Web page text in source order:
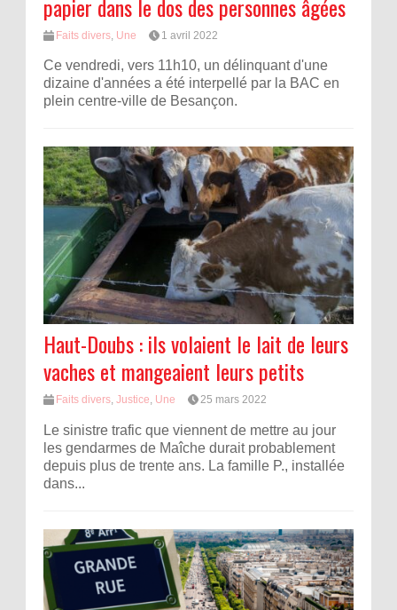
papier dans le dos des personnes âgées
Faits divers, Une 1 avril 2022
Ce vendredi, vers 11h10, un délinquant d'une
dizaine d'années a été interpellé par la BAC en
plein centre-ville de Besançon.
Haut-Doubs : ils volaient le lait de leurs
vaches et mangeaient leurs petits
Faits divers, Justice, Une 25 mars 2022
Le sinistre trafic que viennent de mettre au jour
les gendarmes de Maîche durait probablement
depuis plus de trente ans. La famille P., installée
dans...